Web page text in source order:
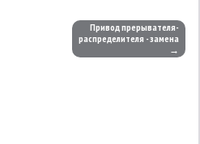
Привод прерывателя-
распределителя - замена
→